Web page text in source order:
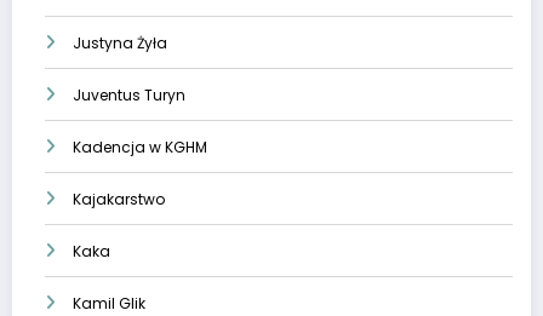
Justyna Żyła
Juventus Turyn
Kadencja w KGHM
Kajakarstwo
Kaka
Kamil Glik